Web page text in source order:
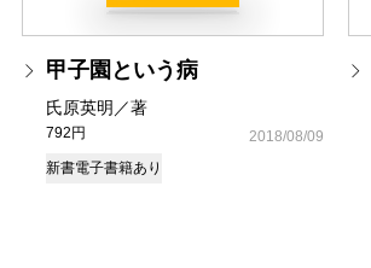
甲子園という病
氏原英明／著
792円
2018/08/09
新書電子書籍あり